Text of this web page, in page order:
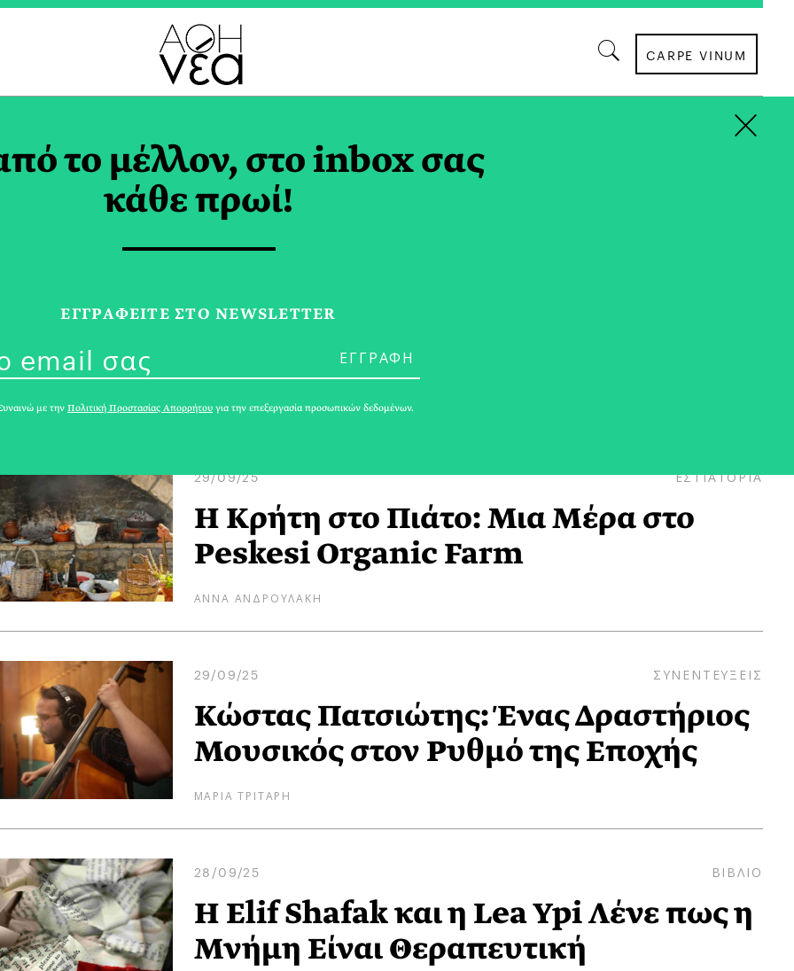
CARPE VINUM
2025
Κώστας Γκιάστας | 99 Ιστορίες για μια
«Άλλη» Λάρισα
ΛΩΡΑ ΑΡΓΥΡΟΠΟΥΛΟΥ
29/09/25 ΕΣΤΙΑΤΟΡΙΑ
Η Κρήτη στο Πιάτο: Μια Μέρα στο
Peskesi Organic Farm
ΑΝΝΑ ΑΝΔΡΟΥΛΑΚΗ
29/09/25 ΣΥΝΕΝΤΕΥΞΕΙΣ
Κώστας Πατσιώτης: Ένας Δραστήριος
Μουσικός στον Ρυθμό της Εποχής
ΜΑΡΙΑ ΤΡΙΤΑΡΗ
28/09/25 ΒΙΒΛΙΟ
H Elif Shafak και η Lea Ypi Λένε πως η
Μνήμη Είναι Θεραπευτική
το μέλλον, στο inbox σας
κάθε πρωί!
ΕΓΓPΑΦΕΙΤΕ ΣΤΟ NEWSLETTER
με την Πολιτική Προστασίας Απορρήτου για την επεξεργασία προσωπικών δεδομένων.
×